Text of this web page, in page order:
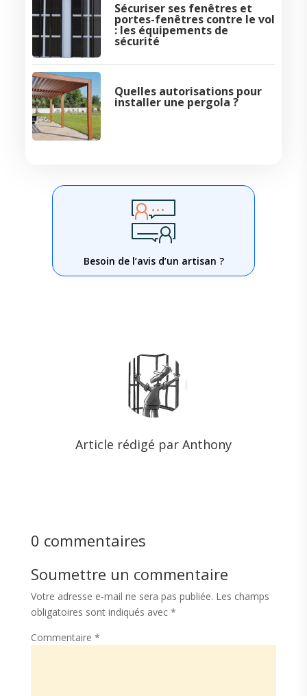
Sécuriser ses fenêtres et
portes-fenêtres contre le vol
: les équipements de
sécurité
Quelles autorisations pour
installer une pergola ?
Besoin de l’avis d’un artisan ?
Article rédigé par Anthony
0 commentaires
Soumettre un commentaire
Votre adresse e-mail ne sera pas publiée. Les champs
obligatoires sont indiqués avec *
Commentaire *